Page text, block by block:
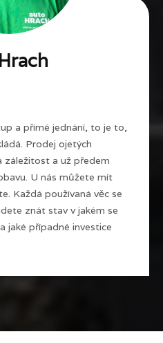
a přímé jednání, to je to,
Prodej ojetých
záležitost a už předem
U nás můžete mít
Každá používaná věc se
znát stav v jakém se
jaké případné investice